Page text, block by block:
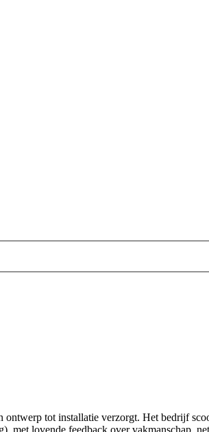
ontwerp tot installatie verzorgt. Het bedrijf
met lovende feedback over vakmanschap,